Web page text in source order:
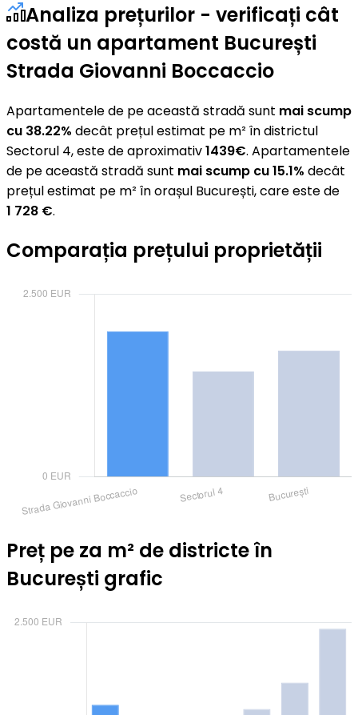
Analiza prețurilor - verificați cât
costă un apartament București
Strada Giovanni Boccaccio
Apartamentele de pe această stradă sunt mai scump
cu 38.22% decât prețul estimat pe m² în districtul
Sectorul 4, este de aproximativ1439€. Apartamentele
de pe această stradă sunt mai scump cu 15.1% decât
prețul estimat pe m² în orașul București, care este de
1 728 €.
Comparația prețului proprietății
Preț pe za m² de districte în
București grafic